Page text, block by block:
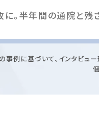
。半年間の通院と残
事例に基づいて、インタビュ